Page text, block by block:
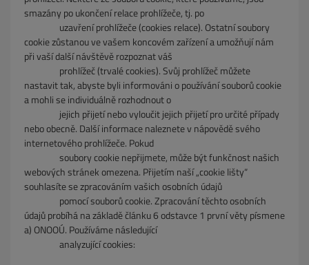
smazány po ukončení relace prohlížeče, tj. po
uzavření prohlížeče (cookies relace). Ostatní soubory
cookie zůstanou ve vašem koncovém zařízení a umožňují nám
při vaší další návštěvě rozpoznat váš
prohlížeč (trvalé cookies). Svůj prohlížeč můžete
nastavit tak, abyste byli informováni o používání souborů cookie
a mohli se individuálně rozhodnout o
jejich přijetí nebo vyloučit jejich přijetí pro určité případy
nebo obecně. Další informace naleznete v nápovědě svého
internetového prohlížeče. Pokud
soubory cookie nepřijmete, může být funkčnost našich
webových stránek omezena. Přijetím naší „cookie lišty“
souhlasíte se zpracováním vašich osobních údajů
pomocí souborů cookie. Zpracování těchto osobních
údajů probíhá na základě článku 6 odstavce 1 první věty písmene
a) ONOOÚ. Používáme následující
analyzující cookies: